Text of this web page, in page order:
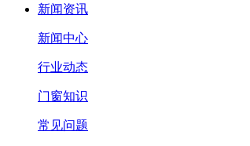
新闻资讯
新闻中心
行业动态
门窗知识
常见问题